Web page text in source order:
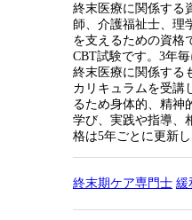
終末医療に関係する
師、介護福祉士、理
を支えるための資格
CBT試験です。3年
終末医療に関係する
カリキュラムを受講
るため身体的、精神
学び、実践や指導、
格は5年ごとに更新
終末期ケア専門士 緩